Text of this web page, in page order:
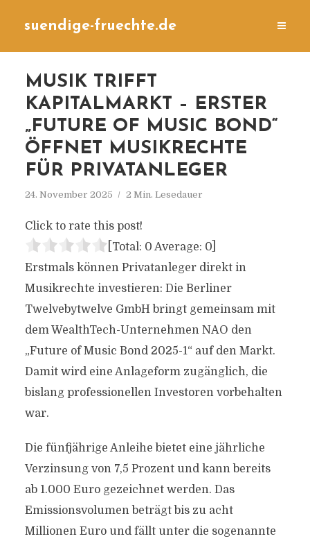
suendige-fruechte.de
MUSIK TRIFFT
KAPITALMARKT – ERSTER
„FUTURE OF MUSIC BOND“
ÖFFNET MUSIKRECHTE
FÜR PRIVATANLEGER
24. November 2025 2 Min. Lesedauer
Click to rate this post!
[Total: 0 Average: 0]
Erstmals können Privatanleger direkt in
Musikrechte investieren: Die Berliner
Twelvebytwelve GmbH bringt gemeinsam mit
dem WealthTech-Unternehmen NAO den
„Future of Music Bond 2025-1“ auf den Markt.
Damit wird eine Anlageform zugänglich, die
bislang professionellen Investoren vorbehalten
war.
Die fünfjährige Anleihe bietet eine jährliche
Verzinsung von 7,5 Prozent und kann bereits
ab 1.000 Euro gezeichnet werden. Das
Emissionsvolumen beträgt bis zu acht
Millionen Euro und fällt unter die sogenannte